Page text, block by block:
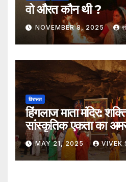
वो औरत कौन थी ?
NOVEMBER 8, 2025
विरासत
हिंगलाज माता मंदिर:
सांस्कृतिक एकता का
MAY 21, 2025 VIVEK